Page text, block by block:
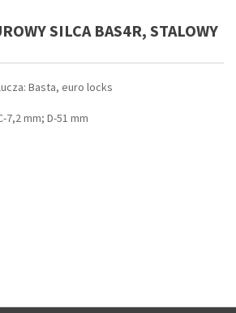
SILCA BAS4R, STALOWY
Basta, euro locks
7,2 mm; D-51 mm